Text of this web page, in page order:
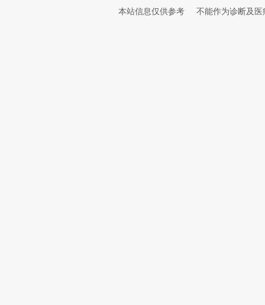
本站信息仅供参考
不能作为诊断及医